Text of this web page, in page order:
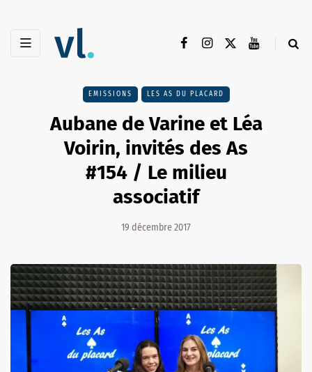
EMISSIONS LES AS DU PLACARD
Aubane de Varine et Léa
Voirin, invités des As
#154 / Le milieu
associatif
19 décembre 2017